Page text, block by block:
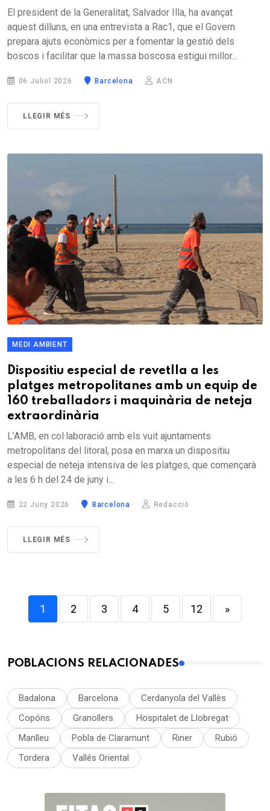
El president de la Generalitat, Salvador Illa, ha avançat
aquest dilluns, en una entrevista a Rac1, que el Govern
prepara ajuts econòmics per a fomentar la gestió dels
boscos i facilitar que la massa boscosa estigui millor...
06 Juliol 2026 Barcelona ACN
LLEGIR MÉS
MEDI AMBIENT
Dispositiu especial de revetlla a les
platges metropolitanes amb un equip de
160 treballadors i maquinària de neteja
extraordinària
L’AMB, en col·laboració amb els vuit ajuntaments
metropolitans del litoral, posa en marxa un dispositiu
especial de neteja intensiva de les platges, que començarà
a les 6 h del 24 de juny i...
22 Juny 2026 Barcelona Redacció
LLEGIR MÉS
1 2 3 4 5 12 »
POBLACIONS RELACIONADES
Badalona Barcelona
Cerdanyola del Vallès
Copóns
Granollers
Hospitalet de Llobregat
Manlleu
Pobla de Claramunt Riner
Rubió
Tordera
Vallés Oriental